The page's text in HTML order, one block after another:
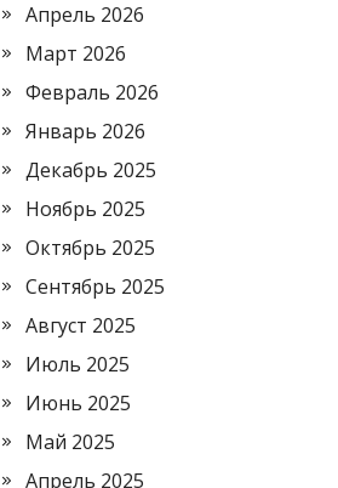
Апрель 2026
Март 2026
Февраль 2026
Январь 2026
Декабрь 2025
Ноябрь 2025
Октябрь 2025
Сентябрь 2025
Август 2025
Июль 2025
Июнь 2025
Май 2025
Апрель 2025